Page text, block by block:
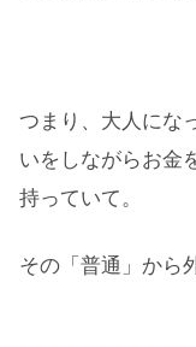
つまり、大人にな
いをしながらお金
持っていて。
その「普通」から